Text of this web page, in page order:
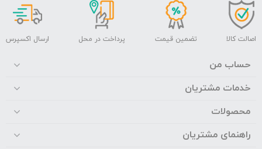
اصالت کالا تضمین قیمت پرداخت در محل ارسال اکسپرس
حساب من
خدمات مشتریان
محصولات
راهنمای مشتریان